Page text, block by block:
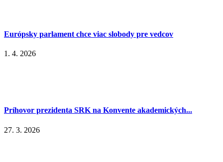
Európsky parlament chce viac slobody pre vedcov
1. 4. 2026
Príhovor prezidenta SRK na Konvente akademických...
27. 3. 2026